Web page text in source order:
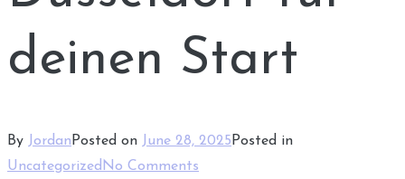
deinen Start
By Jordan Posted on June 28, 2025 Posted in
Uncategorized No Comments